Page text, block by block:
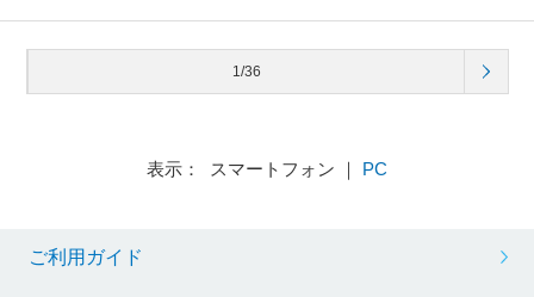
1/36
表示： スマートフォン ｜ PC
ご利用ガイド